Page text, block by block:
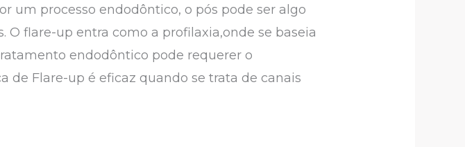
um processo endodôntico, o pós pode ser algo
flare-up entra como a profilaxia,onde se baseia
endodôntico pode requerer o
de Flare-up é eficaz quando se trata de canais